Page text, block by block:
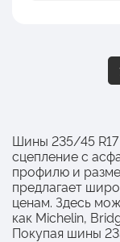
Шины 235/45
сцепление с
профилю и
предлагает
ценам. Здесь
как Michelin,
Покупая шины